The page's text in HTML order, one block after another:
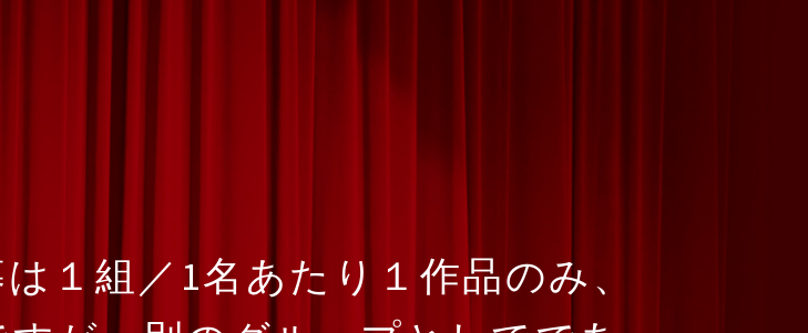
１組／1名あたり１作品のみ、